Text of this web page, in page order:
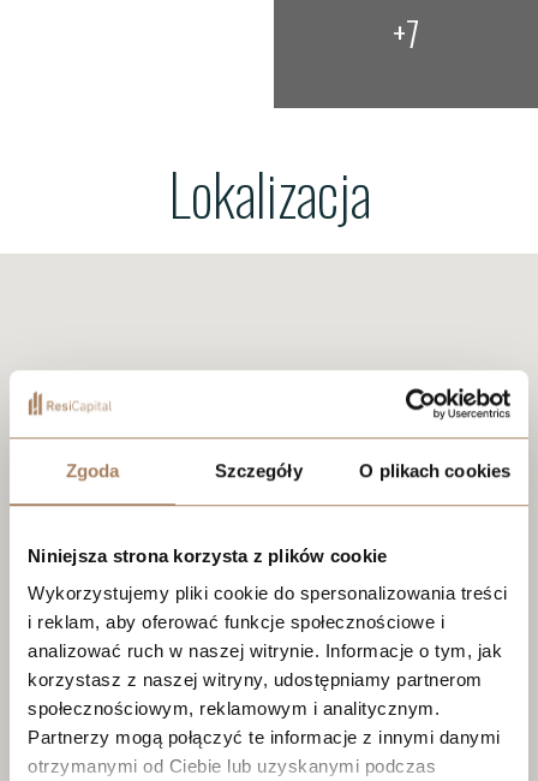
Zgoda Szczegóły O plikach cookies
Niniejsza strona korzysta z plików cookie
Wykorzystujemy pliki cookie do spersonalizowania treści
i reklam, aby oferować funkcje społecznościowe i
analizować ruch w naszej witrynie. Informacje o tym, jak
korzystasz z naszej witryny, udostępniamy partnerom
społecznościowym, reklamowym i analitycznym.
Partnerzy mogą połączyć te informacje z innymi danymi
otrzymanymi od Ciebie lub uzyskanymi podczas
+7
Lokalizacja